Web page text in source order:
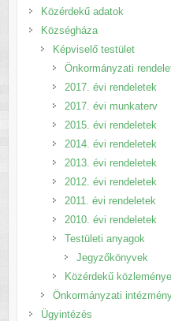
Közérdekű adatok
Községháza
Képviselő testület
Önkormányzati
2017. évi rendeletek
2017. évi munkaterv
2015. évi rendeletek
2014. évi rendeletek
2013. évi rendeletek
2012. évi rendeletek
2011. évi rendeletek
2010. évi rendeletek
Testületi anyagok
Jegyzőkönyvek
Közérdekű
Önkormányzati
Ügyintézés